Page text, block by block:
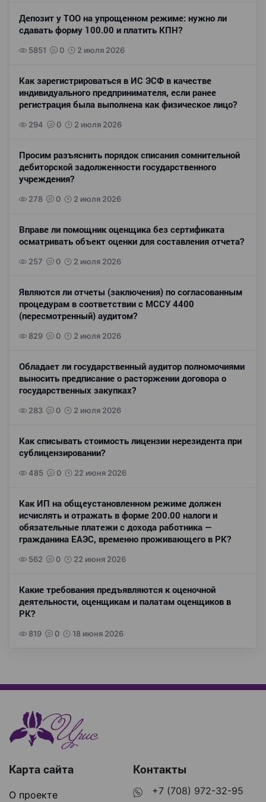
Депозит у ТОО на упрощенном режиме: нужно ли
сдавать форму 100.00 и платить КПН?
5851 0 2 июля 2026
Как зарегистрироваться в ИС ЭСФ в качестве
индивидуального предпринимателя, если ранее
регистрация была выполнена как физическое лицо?
294 0 2 июля 2026
Просим разъяснить порядок списания сомнительной
дебиторской задолженности государственного
учреждения?
278 0 2 июля 2026
Вправе ли помощник оценщика без сертификата
осматривать объект оценки для составления отчета?
257 0 2 июля 2026
Являются ли отчеты (заключения) по согласованным
процедурам в соответствии с МССУ 4400
(пересмотренный) аудитом?
829 0 2 июля 2026
Обладает ли государственный аудитор полномочиями
выносить предписание о расторжении договора о
государственных закупках?
283 0 2 июля 2026
Как списывать стоимость лицензии нерезидента при
сублицензировании?
485 0 22 июня 2026
Как ИП на общеустановленном режиме должен
исчислять и отражать в форме 200.00 налоги и
обязательные платежи с дохода работника —
гражданина ЕАЭС, временно проживающего в РК?
562 0 22 июня 2026
Какие требования предъявляются к оценочной
деятельности, оценщикам и палатам оценщиков в
РК?
819 0 18 июня 2026
Карта сайта
О проекте
Контакты
+7 (708) 972-32-95